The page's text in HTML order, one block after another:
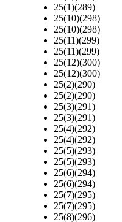
25(1)(289)
25(10)(298)
25(10)(298)
25(11)(299)
25(11)(299)
25(12)(300)
25(12)(300)
25(2)(290)
25(2)(290)
25(3)(291)
25(3)(291)
25(4)(292)
25(4)(292)
25(5)(293)
25(5)(293)
25(6)(294)
25(6)(294)
25(7)(295)
25(7)(295)
25(8)(296)